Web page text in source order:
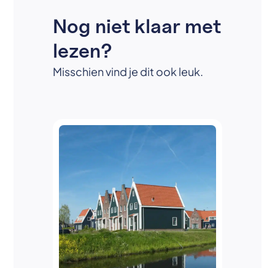
Nog niet klaar met
lezen?
Misschien vind je dit ook leuk.